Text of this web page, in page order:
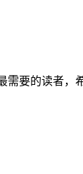
需要的读者，